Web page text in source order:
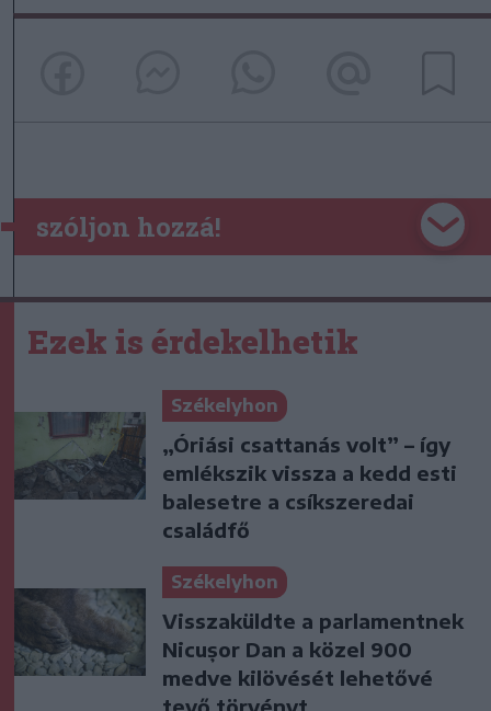
szóljon hozzá!
Ezek is érdekelhetik
Székelyhon
„Óriási csattanás volt” – így
emlékszik vissza a kedd esti
balesetre a csíkszeredai
családfő
Székelyhon
Visszaküldte a parlamentnek
Nicușor Dan a közel 900
medve kilövését lehetővé